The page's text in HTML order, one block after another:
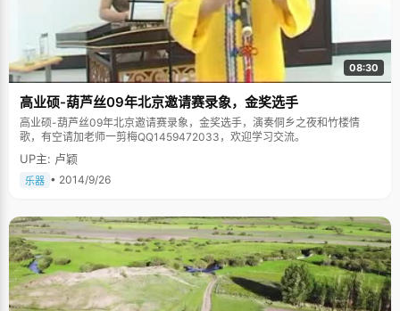
08:30
高业硕-葫芦丝09年北京邀请赛录象，金奖选手
高业硕-葫芦丝09年北京邀请赛录象，金奖选手，演奏侗乡之夜和竹楼情
歌，有空请加老师一剪梅QQ1459472033，欢迎学习交流。
UP主: 卢颖
乐器 • 2014/9/26